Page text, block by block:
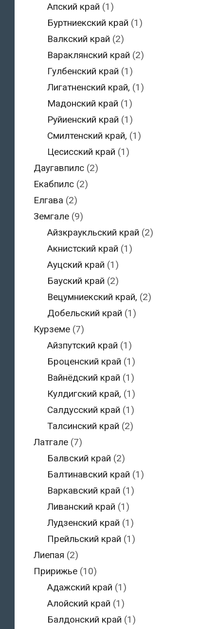
Апский край (1)
Буртниекский край (1)
Валкский край (2)
Вараклянский край (2)
Гулбенский край (1)
Лигатненский край, (1)
Мадонский край (1)
Руйиенский край (1)
Смилтенский край, (1)
Цесисский край (1)
Даугавпилс(2)
Екабпилс(2)
Елгава (2)
Земгале(9)
Айзкраукльский край (2)
Акнистский край (1)
Ауцский край (1)
Бауский край (2)
Вецумниекский край, (2)
Добельский край (1)
Курземе(7)
Айзпутский край (1)
Броценский край (1)
Вайнёдский край (1)
Кулдигский край, (1)
Салдусский край (1)
Талсинский край (2)
Латгале(7)
Балвский край (2)
Балтинавский край (1)
Варкавский край (1)
Ливанский край (1)
Лудзенский край (1)
Прейльский край (1)
Лиепая (2)
Пририжье(10)
Адажский край (1)
Алойский край (1)
Балдонский край (1)